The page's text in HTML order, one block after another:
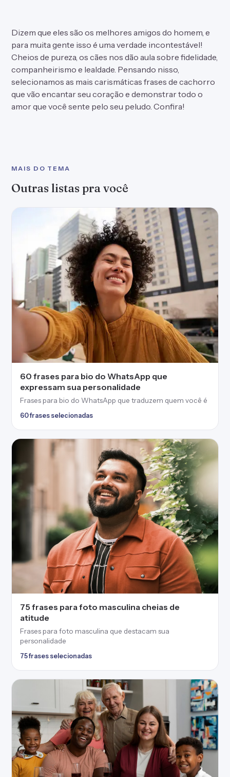
Dizem que eles são os melhores amigos do homem, e
para muita gente isso é uma verdade incontestável!
Cheios de pureza, os cães nos dão aula sobre fidelidade,
companheirismo e lealdade. Pensando nisso,
selecionamos as mais carismáticas frases de cachorro
que vão encantar seu coração e demonstrar todo o
amor que você sente pelo seu peludo. Confira!
MAIS DO TEMA
Outras listas pra você
60 frases para bio do WhatsApp que
expressam sua personalidade
Frases para bio do WhatsApp que traduzem quem você é
60 frases selecionadas
75 frases para foto masculina cheias de
atitude
Frases para foto masculina que destacam sua
personalidade
75 frases selecionadas